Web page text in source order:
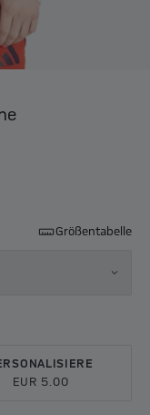
Größentabelle
EUR 5.00